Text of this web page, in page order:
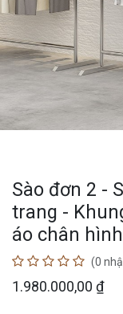
Sào đơn 2 -
trang -
áo chân
(0
1.980.000,00 ₫